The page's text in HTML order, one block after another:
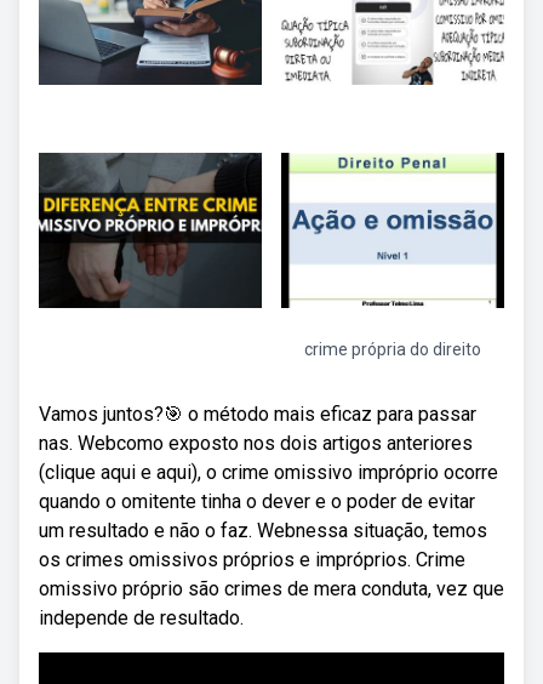
crime própria do direito
Vamos juntos?🎯 o método mais eficaz para passar
nas. Webcomo exposto nos dois artigos anteriores
(clique aqui e aqui), o crime omissivo impróprio ocorre
quando o omitente tinha o dever e o poder de evitar
um resultado e não o faz. Webnessa situação, temos
os crimes omissivos próprios e impróprios. Crime
omissivo próprio são crimes de mera conduta, vez que
independe de resultado.